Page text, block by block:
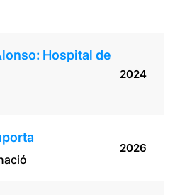
Hospital de
2024
2026